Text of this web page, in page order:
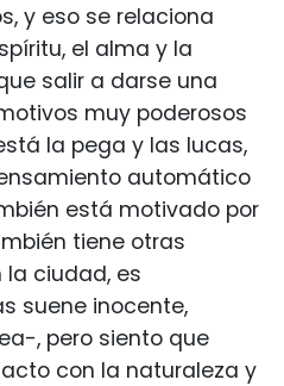
y eso se relaciona
el alma y la
salir a darse una
muy poderosos
la pega y las lucas,
automático
está motivado por
tiene otras
ciudad, es
suene inocente,
, pero siento que
con la naturaleza y